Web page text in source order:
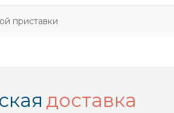
приставки
доставка